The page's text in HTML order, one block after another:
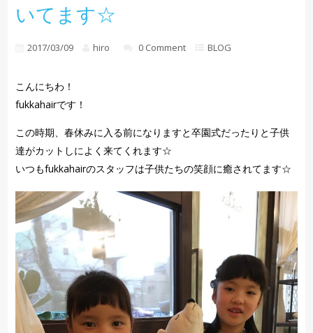
いてます☆
2017/03/09 hiro 0 Comment BLOG
こんにちわ！
fukkahairです！
この時期、春休みに入る前になりますと卒園式だったりと子供
達がカットしによく来てくれます☆
いつもfukkahairのスタッフは子供たちの笑顔に癒されてます☆